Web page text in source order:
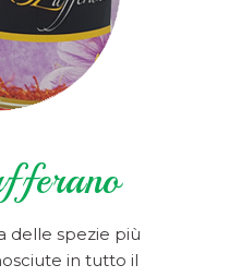
delle spezie più
in tutto il